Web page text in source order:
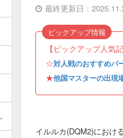
最終更新日：
【ピックアップ人気記
☆対人戦のおすすめパ
★他国マスターの出現
ピックアップ情報
イルルカ(DQM2)におけ
スター